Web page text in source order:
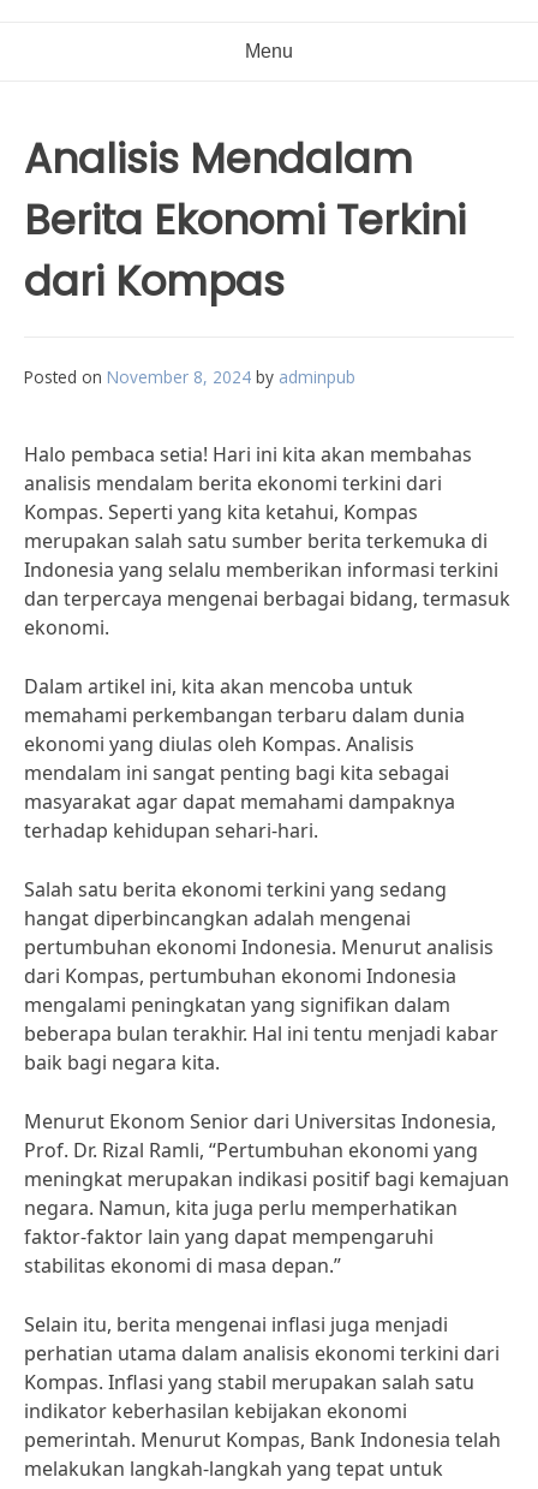
Menu
Analisis Mendalam
Berita Ekonomi Terkini
dari Kompas
Posted on November 8, 2024 by adminpub
Halo pembaca setia! Hari ini kita akan membahas
analisis mendalam berita ekonomi terkini dari
Kompas. Seperti yang kita ketahui, Kompas
merupakan salah satu sumber berita terkemuka di
Indonesia yang selalu memberikan informasi terkini
dan terpercaya mengenai berbagai bidang, termasuk
ekonomi.
Dalam artikel ini, kita akan mencoba untuk
memahami perkembangan terbaru dalam dunia
ekonomi yang diulas oleh Kompas. Analisis
mendalam ini sangat penting bagi kita sebagai
masyarakat agar dapat memahami dampaknya
terhadap kehidupan sehari-hari.
Salah satu berita ekonomi terkini yang sedang
hangat diperbincangkan adalah mengenai
pertumbuhan ekonomi Indonesia. Menurut analisis
dari Kompas, pertumbuhan ekonomi Indonesia
mengalami peningkatan yang signifikan dalam
beberapa bulan terakhir. Hal ini tentu menjadi kabar
baik bagi negara kita.
Menurut Ekonom Senior dari Universitas Indonesia,
Prof. Dr. Rizal Ramli, “Pertumbuhan ekonomi yang
meningkat merupakan indikasi positif bagi kemajuan
negara. Namun, kita juga perlu memperhatikan
faktor-faktor lain yang dapat mempengaruhi
stabilitas ekonomi di masa depan.”
Selain itu, berita mengenai inflasi juga menjadi
perhatian utama dalam analisis ekonomi terkini dari
Kompas. Inflasi yang stabil merupakan salah satu
indikator keberhasilan kebijakan ekonomi
pemerintah. Menurut Kompas, Bank Indonesia telah
melakukan langkah-langkah yang tepat untuk